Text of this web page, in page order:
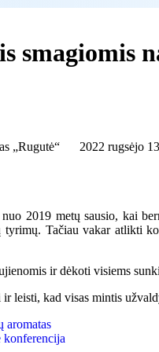
smagiomis
„Rugutė“ 2022 rugsėjo 13
2019 metų sausio, kai
tyrimų. Tačiau vakar atlikti
ir dėkoti visiems
leisti, kad visas mintis
aromatas